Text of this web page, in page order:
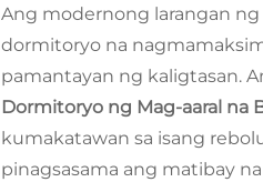
Ang modernong larangan
dormitoryo na
pamantayan ng kaligtasan.
Dormitoryo ng Mag-aaral na
kumakatawan sa isang
pinagsasama ang matibay